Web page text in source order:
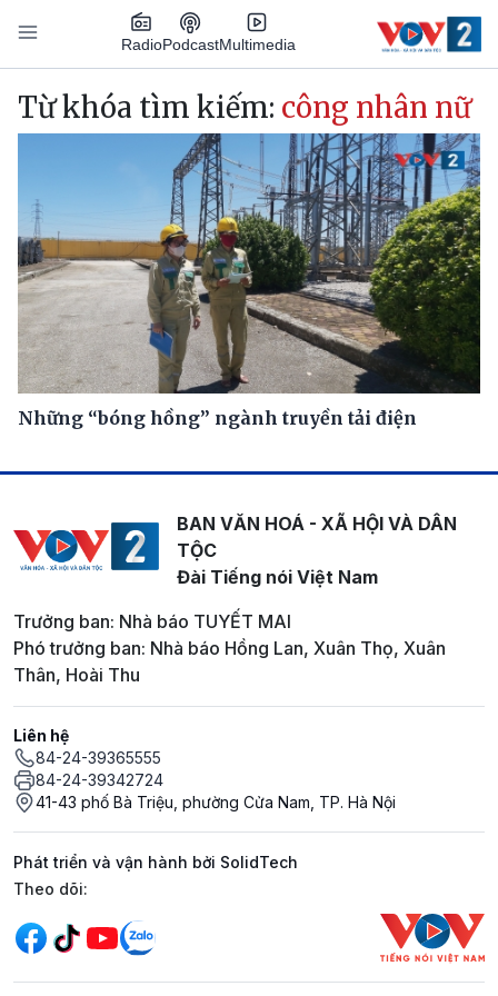
Nhảy đến nội dung
RadioPodcastMultimedia
Main navigation
Từ khóa tìm kiếm: công nhân nữ
Những “bóng hồng” ngành truyền tải điện
BAN VĂN HOÁ - XÃ HỘI VÀ DÂN
TỘC
Đài Tiếng nói Việt Nam
Trưởng ban: Nhà báo TUYẾT MAI
Phó trưởng ban: Nhà báo Hồng Lan, Xuân Thọ, Xuân
Thân, Hoài Thu
Liên hệ
84-24-39365555
84-24-39342724
41-43 phố Bà Triệu, phường Cửa Nam, TP. Hà Nội
Phát triển và vận hành bởi SolidTech
Mạng xã hội
Theo dõi: